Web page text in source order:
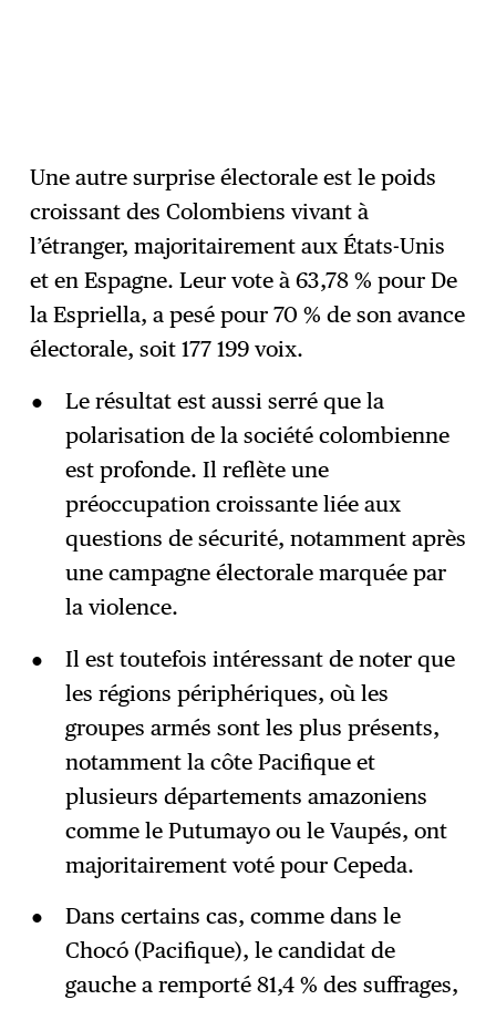
Une autre surprise électorale est le poids
croissant des Colombiens vivant à
l’étranger, majoritairement aux États-Unis
et en Espagne. Leur vote à 63,78 % pour De
la Espriella, a pesé pour 70 % de son avance
électorale, soit 177 199 voix.
Le résultat est aussi serré que la
polarisation de la société colombienne
est profonde. Il reflète une
préoccupation croissante liée aux
questions de sécurité, notamment après
une campagne électorale marquée par
la violence.
Il est toutefois intéressant de noter que
les régions périphériques, où les
groupes armés sont les plus présents,
notamment la côte Pacifique et
plusieurs départements amazoniens
comme le Putumayo ou le Vaupés, ont
majoritairement voté pour Cepeda.
Dans certains cas, comme dans le
Chocó (Pacifique), le candidat de
gauche a remporté 81,4 % des suffrages,